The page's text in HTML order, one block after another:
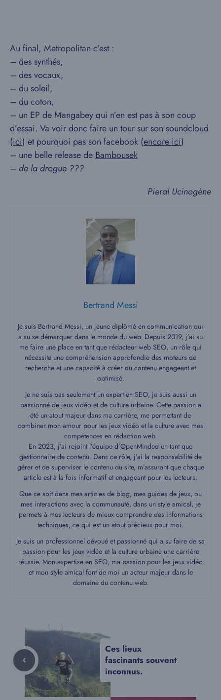
Au final, Metropolitan c’est :
– des synthés,
– des vocaux,
– du soleil,
– du coton,
– un EP de Mangabey qui n’en est pas à son coup
d’essai. Va voir donc faire un tour sur son soundcloud
(ici) et pourquoi pas son facebook (encore ici)
– une belle release de Bambousek
– de la drogue ???
Pieral Ucinogène
Bertrand Messi
Je suis Bertrand Messi, un jeune diplômé en communication qui
a su se démarquer dans le monde du web. Depuis 2019, j’ai su
me faire une place en tant que rédacteur web SEO, un rôle qui
nécessite une compréhension approfondie des moteurs de
recherche et une capacité à créer du contenu engageant et
optimisé.
Je ne suis pas seulement un expert en SEO, je suis aussi un
passionné de jeux vidéo et de culture urbaine. Cette passion a
été un atout majeur dans ma carrière, me permettant de
combiner mon amour pour les jeux vidéo et la culture avec mes
compétences en rédaction web.
En 2023, j’ai rejoint l’équipe d’OpenMinded en tant que
gestionnaire de contenu. Dans ce rôle, j’ai la responsabilité de
gérer et de superviser le contenu du site, m’assurant que chaque
article est à la fois informatif et engageant pour les lecteurs.
Que ce soit dans mes articles de blog, mes guides de jeux, ou
mes interactions avec la communauté, dans un style amical, je
permets à mes lecteurs de mieux comprendre des informations
techniques, ce qui est un atout précieux pour moi.
Je suis un professionnel dévoué et passionné qui a su faire de sa
passion pour les jeux vidéo et la culture urbaine une carrière
réussie. Mon expertise en SEO, ma passion pour les jeux vidéo
et mon style amical font de moi un acteur majeur dans le
domaine du contenu web.
Ces lieux
fascinants souvent
inconnus.